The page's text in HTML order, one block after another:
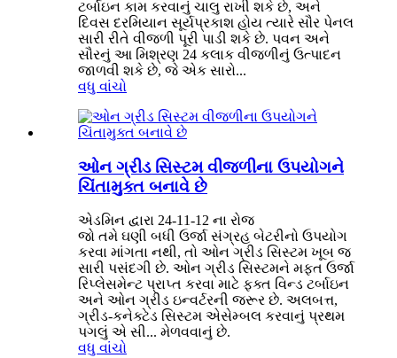
ટર્બાઇન કામ કરવાનું ચાલુ રાખી શકે છે, અને
દિવસ દરમિયાન સૂર્યપ્રકાશ હોય ત્યારે સૌર પેનલ
સારી રીતે વીજળી પૂરી પાડી શકે છે. પવન અને
સૌરનું આ મિશ્રણ 24 કલાક વીજળીનું ઉત્પાદન
જાળવી શકે છે, જે એક સારો...
વધુ વાંચો
ઓન ગ્રીડ સિસ્ટમ વીજળીના ઉપયોગને
ચિંતામુક્ત બનાવે છે
એડમિન દ્વારા 24-11-12 ના રોજ
જો તમે ઘણી બધી ઉર્જા સંગ્રહ બેટરીનો ઉપયોગ
કરવા માંગતા નથી, તો ઓન ગ્રીડ સિસ્ટમ ખૂબ જ
સારી પસંદગી છે. ઓન ગ્રીડ સિસ્ટમને મફત ઉર્જા
રિપ્લેસમેન્ટ પ્રાપ્ત કરવા માટે ફક્ત વિન્ડ ટર્બાઇન
અને ઓન ગ્રીડ ઇન્વર્ટરની જરૂર છે. અલબત્ત,
ગ્રીડ-કનેક્ટેડ સિસ્ટમ એસેમ્બલ કરવાનું પ્રથમ
પગલું એ સી... મેળવવાનું છે.
વધુ વાંચો